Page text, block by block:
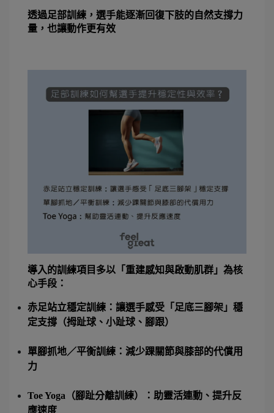
透過足部訓練，選手能逐漸回復下肢的自然支撐力
量，也讓動作更有效
導入的訓練項目多以「重建感知與啟動肌群」為核
心手段：
赤足站立穩定訓練：讓選手感受「足底三腳架」穩
定支撐（拇趾球、小趾球、腳跟）
單腳抓地／平衡訓練：減少踝關節與膝部的代償用
力
Toe Yoga（腳趾分離訓練）：助靈活連動、提升反
應速度